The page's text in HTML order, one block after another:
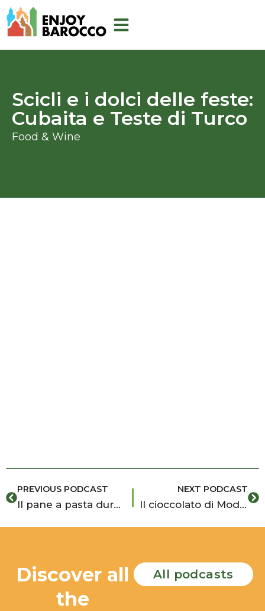
Skip
to
Scicli e i dolci delle feste:
Cubaita e Teste di Turco
Food & Wine
Prev
PREVIOUS PODCAST
Il pane a pasta dura degli Iblei, tradizione e sapore senza tempo
NEXT PODCAST
Il cioccolato di Modica tra storia, tradizione e riconoscimento IGP
Discover all
the
All podcasts